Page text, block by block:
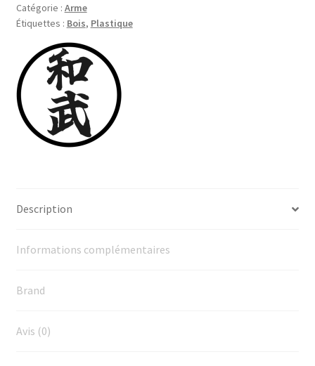
hêtre
blanc
saya,
tsuba
et
tsubadome,
ensemble
premium
Catégorie : Arme
Étiquettes : Bois, Plastique
Description
Informations complémentaires
Brand
Avis (0)